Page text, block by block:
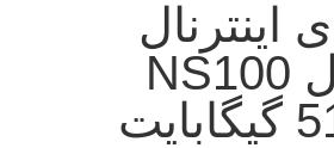
لکسار مدل NS100